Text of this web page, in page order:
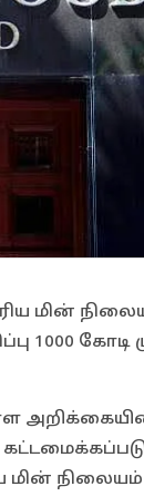
மின்
1000 கோடி
மின்